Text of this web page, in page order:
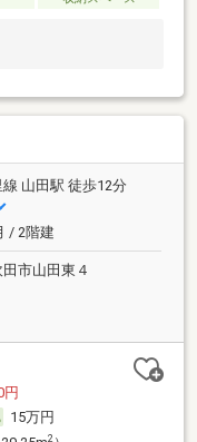
山田駅 徒歩12分
/ 2階建
市山田東４
円
15万円
2